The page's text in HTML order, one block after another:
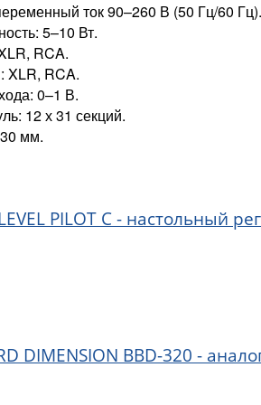
ток 90–260 В (50 Гц/60 Гц).
5–10 Вт.
RCA.
RCA.
0–1 В.
12 х 31 секций.
мм.
LEVEL PILOT C - настольный
DIMENSION BBD-320 -